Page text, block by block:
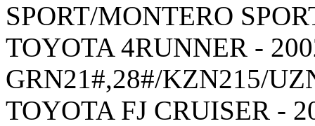
SPORT/MONTERO
TOYOTA 4RUNNER -
GRN21#,28#/KZN215/
TOYOTA FJ CRUISER -